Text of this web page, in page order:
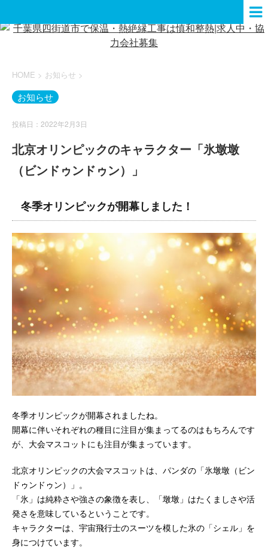
HOME > お知らせ >
お知らせ
投稿日：2022年2月3日
北京オリンピックのキャラクター「氷墩墩
（ビンドゥンドゥン）」
冬季オリンピックが開幕しました！
冬季オリンピックが開幕されましたね。
開幕に伴いそれぞれの種目に注目が集まってるのはもちろんです
が、大会マスコットにも注目が集まっています。
北京オリンピックの大会マスコットは、パンダの「氷墩墩（ビン
ドゥンドゥン）」。
「氷」は純粋さや強さの象徴を表し、「墩墩」はたくましさや活
発さを意味しているということです。
キャラクターは、宇宙飛行士のスーツを模した氷の「シェル」を
身につけています。